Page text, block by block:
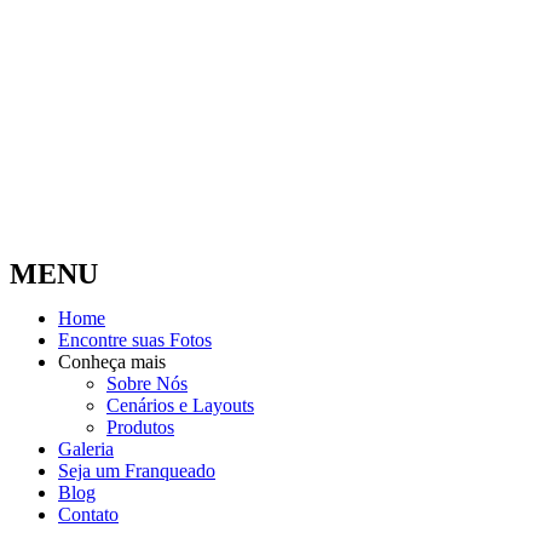
MENU
Home
Encontre suas Fotos
Conheça mais
Sobre Nós
Cenários e Layouts
Produtos
Galeria
Seja um Franqueado
Blog
Contato